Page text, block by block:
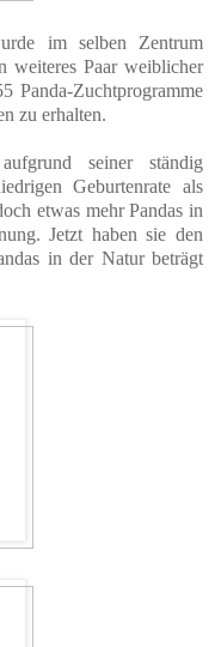
im selben Zentrum
weiteres Paar weiblicher
Panda-Zuchtprogramme
zu erhalten.
seiner ständig
Geburtenrate als
etwas mehr Pandas in
Jetzt haben sie den
in der Natur beträgt